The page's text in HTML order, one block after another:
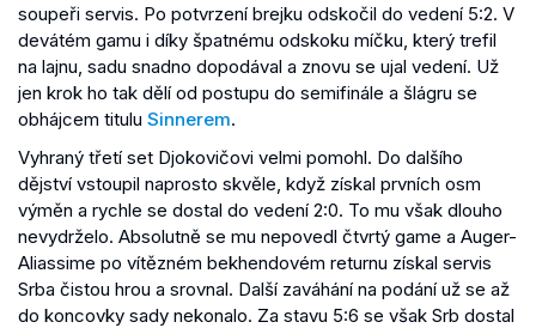
soupeři servis. Po potvrzení brejku odskočil do vedení 5:2. V
devátém gamu i díky špatnému odskoku míčku, který trefil
na lajnu, sadu snadno dopodával a znovu se ujal vedení. Už
jen krok ho tak dělí od postupu do semifinále a šlágru se
obhájcem titulu Sinnerem.
Vyhraný třetí set Djokovičovi velmi pomohl. Do dalšího
dějství vstoupil naprosto skvěle, když získal prvních osm
výměn a rychle se dostal do vedení 2:0. To mu však dlouho
nevydrželo. Absolutně se mu nepovedl čtvrtý game a Auger-
Aliassime po vítězném bekhendovém returnu získal servis
Srba čistou hrou a srovnal. Další zaváhání na podání už se až
do koncovky sady nekonalo. Za stavu 5:6 se však Srb dostal